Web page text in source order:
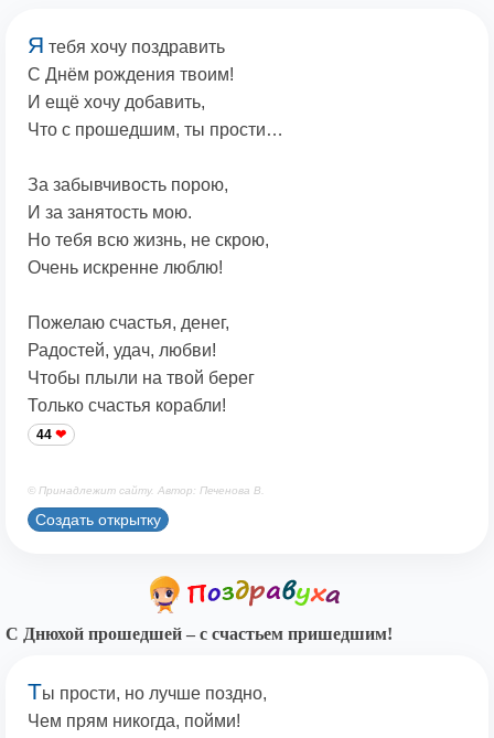
Я тебя хочу поздравить
С Днём рождения твоим!
И ещё хочу добавить,
Что с прошедшим, ты прости…
За забывчивость порою,
И за занятость мою.
Но тебя всю жизнь, не скрою,
Очень искренне люблю!
Пожелаю счастья, денег,
Радостей, удач, любви!
Чтобы плыли на твой берег
Только счастья корабли!
44
© Принадлежит сайту. Автор: Печенова В.
Создать открытку
С Днюхой прошедшей – с счастьем пришедшим!
Ты прости, но лучше поздно,
Чем прям никогда, пойми!